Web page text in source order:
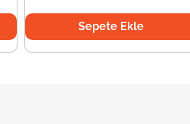
Sepete Ekle